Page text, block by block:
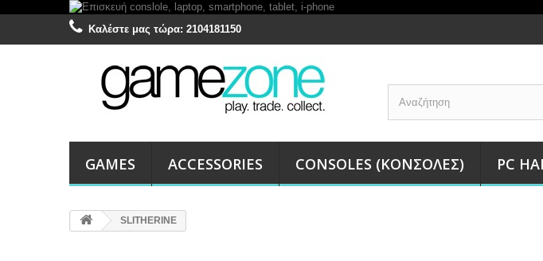
Καλέστε μας τώρα: 2104181150
GAMES ACCESSORIES CONSOLES (ΚΟΝΣΌΛΕΣ) PC
SLITHERINE